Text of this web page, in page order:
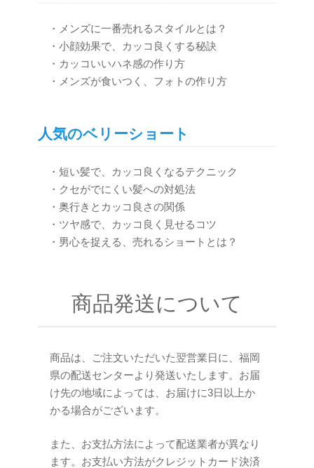
・メンズに一番売れるスタイルとは？
・小顔効果で、カッコ良くする秘訣
・カッコいいハネ感の作り方
・メンズが食いつく、フォトの作り方
人気のベリーショート
・短い髪で、カッコ良くなるテクニック
・クセがでにくい髪への対処法
・奥行きとカッコ良さの関係
・ツヤ感で、カッコ良く見せるコツ
・男心を捉える、売れるショートとは？
商品発送について
商品は、ご注文いただいた翌営業日に、福岡
県の配送センターより発送いたします。お届
け先の地域によっては、お届けに3日以上か
かる場合がございます。
また、お支払方法によって配送業者が異なり
ます。お支払い方法がクレジットカード決済